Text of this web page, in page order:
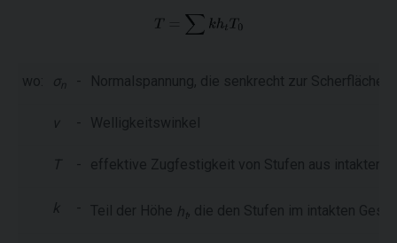
wo: σn - Normalspannung, die senkrecht zur Scherfläche
ν - Welligkeitswinkel
T - effektive Zugfestigkeit von Stufen aus intaktem
k - Teil der Höhe ht, die den Stufen im intakten